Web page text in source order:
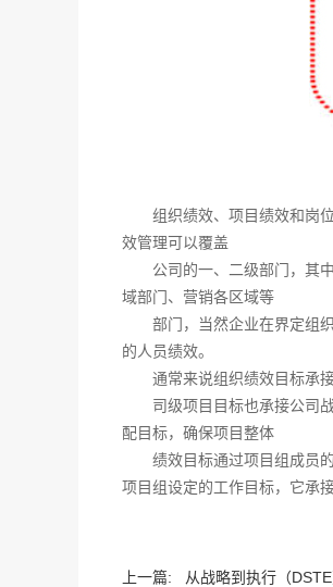
组织绩效、项目绩效和岗
效管理可以覆盖
公司的一、二级部门，其
域部门、营销各区域等
部门，当然企业在界定组
的人员绩效。
通常来说组织绩效目标承
司级项目目标也承接公司
配目标，确保项目整体
绩效目标通过项目组成员
项目组设定的工作目标，它承
上一篇: 从战略到执行（